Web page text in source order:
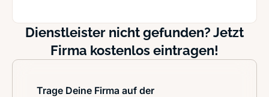
Dienstleister nicht gefunden? Jetzt
Firma kostenlos eintragen!
Trage Deine Firma auf der